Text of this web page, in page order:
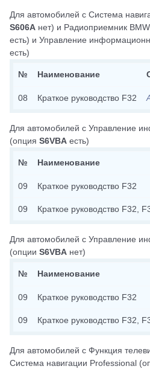
Для автомобилей с Система
S606A нет) и Радиоприемник
есть) и Управление
есть)
№ Наименование
08 Краткое руководство F32
Для автомобилей с Управление
(опция S6VBA есть)
№ Наименование
09 Краткое руководство F32
09 Краткое руководство F32,
Для автомобилей с Управление
(опции S6VBA нет)
№ Наименование
09 Краткое руководство F32
09 Краткое руководство F32,
Для автомобилей с Функция
Система навигации Professional